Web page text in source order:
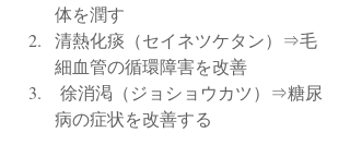
体を潤す
清熱化痰（セイネツケタン）⇒毛
細血管の循環障害を改善
徐消渇（ジョショウカツ）⇒糖尿
病の症状を改善する